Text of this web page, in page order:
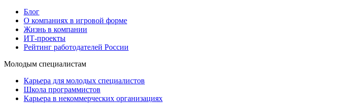
Блог
О компаниях в игровой форме
Жизнь в компании
ИТ-проекты
Рейтинг работодателей России
Молодым специалистам
Карьера для молодых специалистов
Школа программистов
Карьера в некоммерческих организациях